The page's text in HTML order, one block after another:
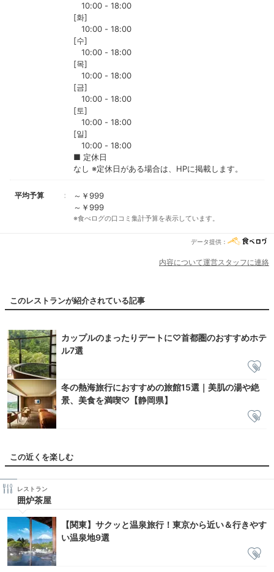
10:00 - 18:00
[화]
10:00 - 18:00
[수]
10:00 - 18:00
[목]
10:00 - 18:00
[금]
10:00 - 18:00
[토]
10:00 - 18:00
[일]
10:00 - 18:00
■ 定休日
なし ※定休日がある場合は、HPに掲載します。
平均予算
～￥999
～￥999
※食べログの口コミ集計予算を表示しています。
データ提供：
内容について運営スタッフに連絡
このレストランが紹介されている記事
カップルのまったりデートに♡首都圏のおすすめホテ
ル7選
冬の熱海旅行におすすめの旅館15選｜美肌の湯や絶
景、美食を満喫♡【静岡県】
この近くを楽しむ
レストラン
囲炉茶屋
【関東】サクッと温泉旅行！東京から近い＆行きやす
い温泉地9選